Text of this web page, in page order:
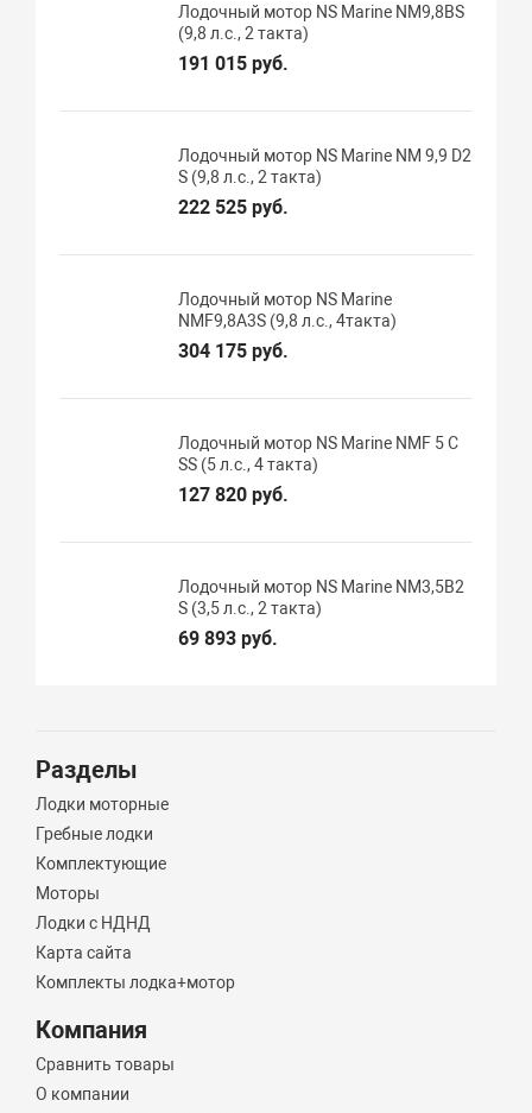
Лодочный мотор NS Marine NM9,8BS
(9,8 л.с., 2 такта)
191 015 руб.
Лодочный мотор NS Marine NM 9,9 D2
S (9,8 л.с., 2 такта)
222 525 руб.
Лодочный мотор NS Marine
NMF9,8А3S (9,8 л.с., 4такта)
304 175 руб.
Лодочный мотор NS Marine NMF 5 C
SS (5 л.с., 4 такта)
127 820 руб.
Лодочный мотор NS Marine NM3,5B2
S (3,5 л.с., 2 такта)
69 893 руб.
Разделы
Лодки моторные
Гребные лодки
Комплектующие
Моторы
Лодки с НДНД
Карта сайта
Комплекты лодка+мотор
Компания
Сравнить товары
О компании